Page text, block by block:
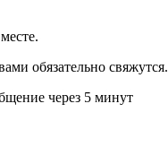
обязательно свяжутся.
через 5 минут